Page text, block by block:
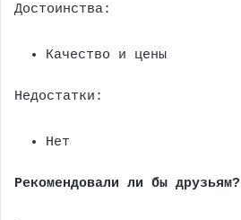
Достоинства:
Качество и цены
Недостатки:
Нет
Рекомендовали ли бы друзьям?